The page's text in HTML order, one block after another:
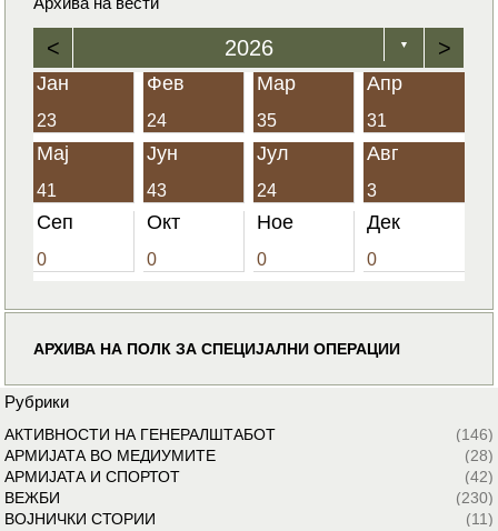
< 2026 ▼ >
Јан
23
Фев
24
Мар
35
Апр
31
Мај
41
Јун
43
Јул
24
Авг
3
Сеп
0
Окт
0
Ное
0
Дек
0
АРХИВА НА ПОЛК ЗА СПЕЦИЈАЛНИ ОПЕРАЦИИ
Рубрики
АКТИВНОСТИ НА ГЕНЕРАЛШТАБОТ
(146)
АРМИЈАТА ВО МЕДИУМИТЕ
(28)
АРМИЈАТА И СПОРТОТ
(42)
ВЕЖБИ
(230)
ВОЈНИЧКИ СТОРИИ
(11)